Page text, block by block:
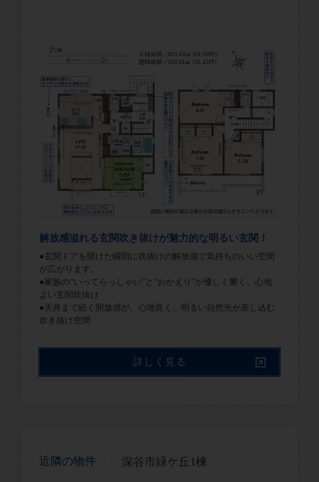
解放感溢れる玄関吹き抜けが魅力的な明るい玄関！
●玄関ドアを開けた瞬間に吹抜けの解放感で気持ちのいい空間
が広がります。
●家族の“いってらっしゃい”と“おかえり”が優しく響く、心地
よい玄関吹抜け
●天井まで続く開放感が、心地良く、明るい自然光が差し込む
吹き抜け空間
詳しく見る
近隣の物件 深谷市緑ケ丘1棟